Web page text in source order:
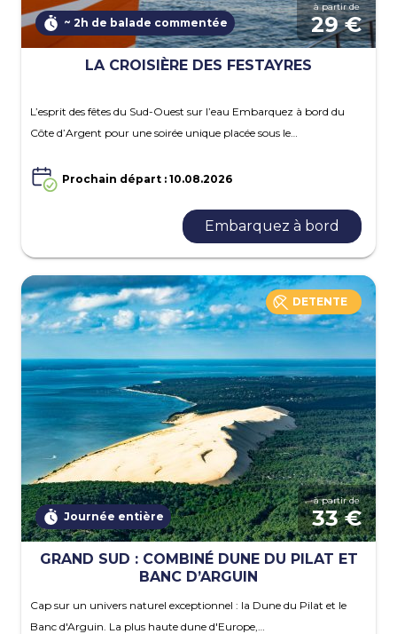
à partir de
29 €
~ 2h de balade commentée
LA CROISIÈRE DES FESTAYRES
L’esprit des fêtes du Sud-Ouest sur l’eau Embarquez à bord du
Côte d’Argent pour une soirée unique placée sous le…
Prochain départ : 10.08.2026
Embarquez à bord
DETENTE
à partir de
33 €
Journée entière
GRAND SUD : COMBINÉ DUNE DU PILAT ET
BANC D’ARGUIN
Cap sur un univers naturel exceptionnel : la Dune du Pilat et le
Banc d'Arguin. La plus haute dune d'Europe,…